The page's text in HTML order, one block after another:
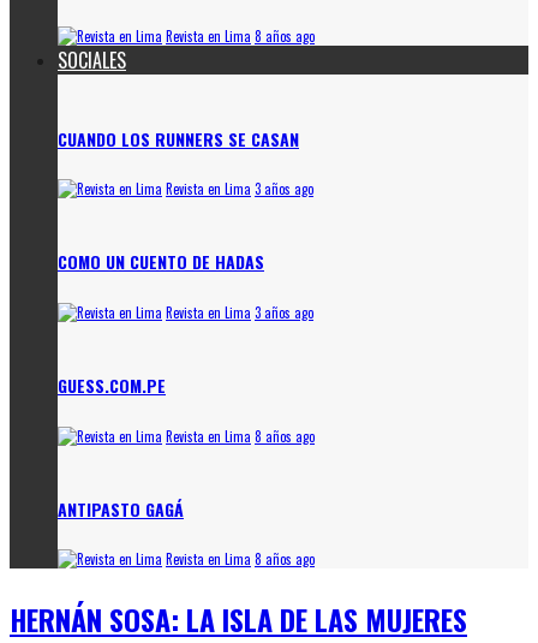
Revista en Lima 8 años ago
SOCIALES
CUANDO LOS RUNNERS SE CASAN
Revista en Lima 3 años ago
COMO UN CUENTO DE HADAS
Revista en Lima 3 años ago
GUESS.COM.PE
Revista en Lima 8 años ago
ANTIPASTO GAGÁ
Revista en Lima 8 años ago
HERNÁN SOSA: LA ISLA DE LAS MUJERES